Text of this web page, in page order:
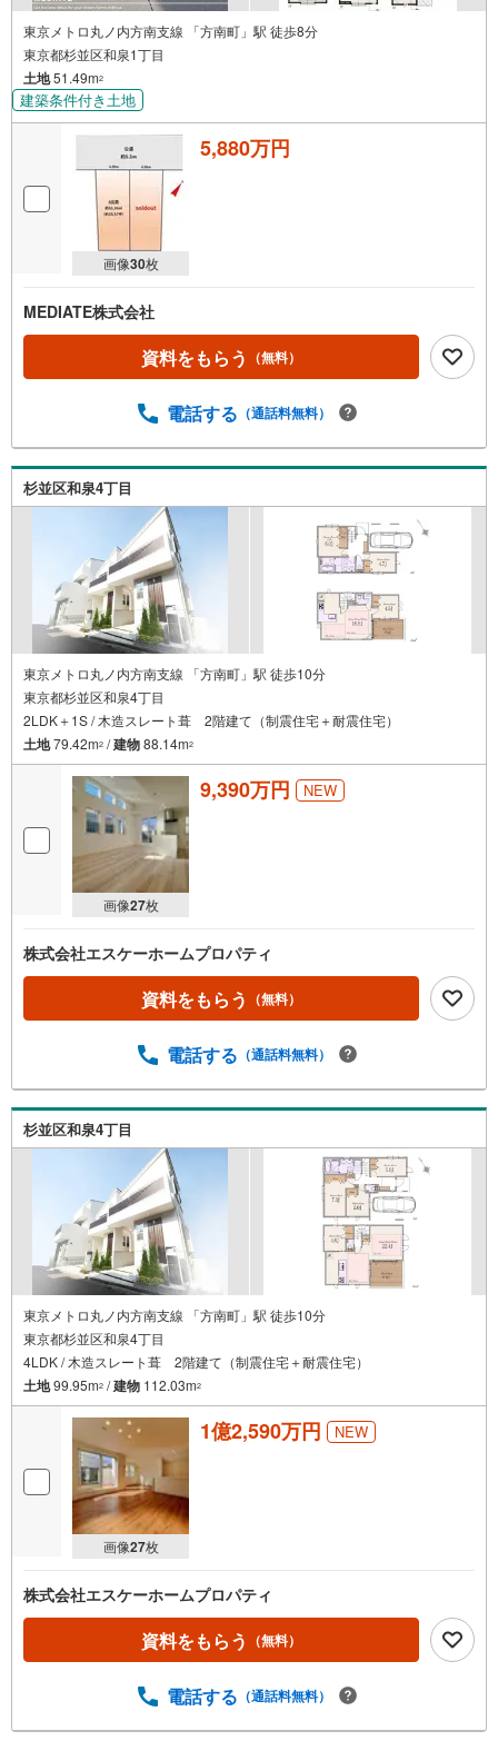
東京メトロ丸ノ内方南支線 「方南町」駅 徒歩8分
東京都杉並区和泉1丁目
土地51.49m2
建築条件付き土地
画像30枚
5,880万円
MEDIATE株式会社
資料をもらう （無料）
電話する （通話料無料）
杉並区和泉4丁目
東京メトロ丸ノ内方南支線 「方南町」駅 徒歩10分
東京都杉並区和泉4丁目
2LDK＋1S / 木造スレート葺 2階建て（制震住宅＋耐震住宅）
土地79.42m2 /建物88.14m2
画像27枚
9,390万円 NEW
株式会社エスケーホームプロパティ
資料をもらう （無料）
電話する （通話料無料）
杉並区和泉4丁目
東京メトロ丸ノ内方南支線 「方南町」駅 徒歩10分
東京都杉並区和泉4丁目
4LDK / 木造スレート葺 2階建て（制震住宅＋耐震住宅）
土地99.95m2 /建物 112.03m2
画像27枚
1億2,590万円 NEW
株式会社エスケーホームプロパティ
資料をもらう （無料）
電話する （通話料無料）